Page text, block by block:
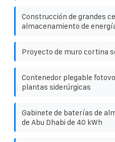
Construcción de grandes
almacenamiento de
Proyecto de muro cortina
Contenedor plegable
plantas siderúrgicas
Gabinete de baterías de
de Abu Dhabi de 40 kWh